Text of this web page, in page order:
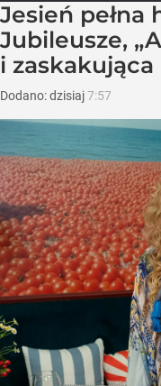
Jesień pełna
Jubileusze,
i
Dodano:dzisiaj7:57